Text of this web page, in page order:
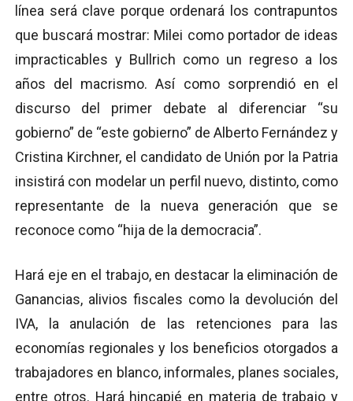
línea será clave porque ordenará los contrapuntos
que buscará mostrar: Milei como portador de ideas
impracticables y Bullrich como un regreso a los
años del macrismo. Así como sorprendió en el
discurso del primer debate al diferenciar “su
gobierno” de “este gobierno” de Alberto Fernández y
Cristina Kirchner, el candidato de Unión por la Patria
insistirá con modelar un perfil nuevo, distinto, como
representante de la nueva generación que se
reconoce como “hija de la democracia”.
Hará eje en el trabajo, en destacar la eliminación de
Ganancias, alivios fiscales como la devolución del
IVA, la anulación de las retenciones para las
economías regionales y los beneficios otorgados a
trabajadores en blanco, informales, planes sociales,
entre otros. Hará hincapié en materia de trabajo y